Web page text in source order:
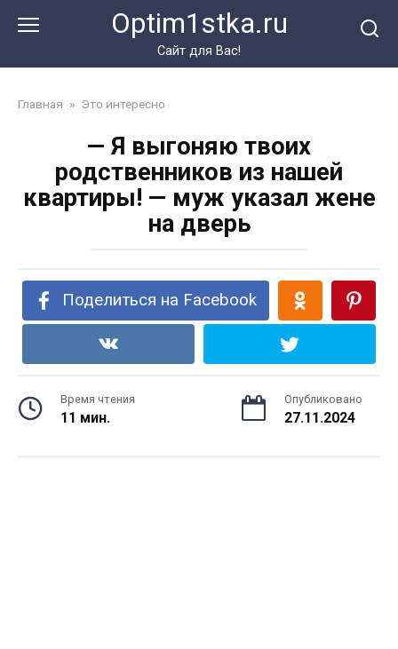
Optim1stka.ru
Сайт для Вас!
Главная » Это интересно
— Я выгоняю твоих
родственников из нашей
квартиры! — муж указал жене
на дверь
Поделиться на Facebook
Время чтения
11 мин.
Опубликовано
27.11.2024